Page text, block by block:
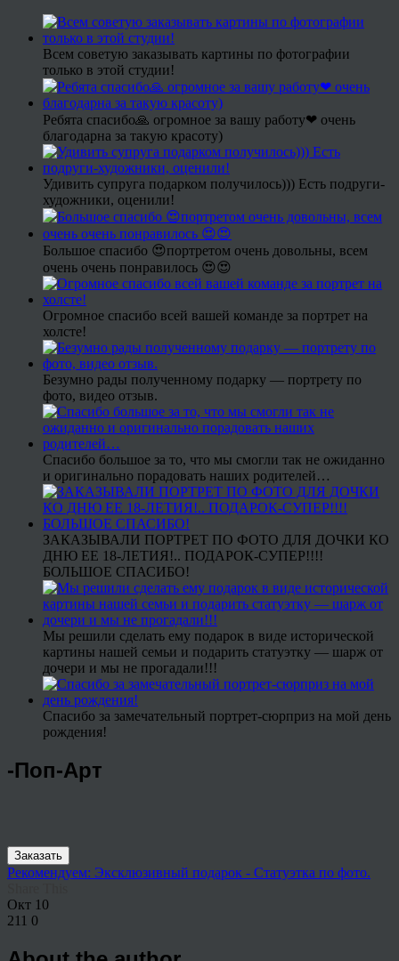
Всем советую заказывать картины по фотографии
только в этой студии!
Ребята спасибо🙏 огромное за вашу работу❤ очень
благодарна за такую красоту)
Удивить супруга подарком получилось))) Есть подруги-
художники, оценили!
Большое спасибо 😍портретом очень довольны, всем
очень очень понравилось 😍😍
Огромное спасибо всей вашей команде за портрет на
холсте!
Безумно рады полученному подарку — портрету по
фото, видео отзыв.
Спасибо большое за то, что мы смогли так не ожиданно
и оригинально порадовать наших родителей…
ЗАКАЗЫВАЛИ ПОРТРЕТ ПО ФОТО ДЛЯ ДОЧКИ КО
ДНЮ ЕЕ 18-ЛЕТИЯ!.. ПОДАРОК-СУПЕР!!!!
БОЛЬШОЕ СПАСИБО!
Мы решили сделать ему подарок в виде исторической
картины нашей семьи и подарить статуэтку — шарж от
дочери и мы не прогадали!!!
Спасибо за замечательный портрет-сюрприз на мой день
рождения!
-Поп-Арт
Заказать
Рекомендуем: Эксклюзивный подарок - Статуэтка по фото.
Окт 10
211 0